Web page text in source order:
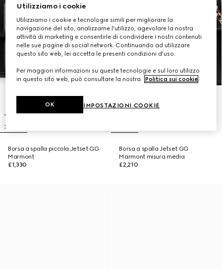
Borsa a spalla piccola Jetset GG
Marmont
£1,330
Borsa a spalla Jetset GG
Marmont misura media
£2,210
Utilizziamo i cookie
Utilizziamo i cookie e tecnologie simili per migliorare la
navigazione del sito, analizzarne l'utilizzo, agevolare la nostra
attività di marketing e consentirle di condividere i nostri contenuti
nelle sue pagine di social network. Continuando ad utilizzare
questo sito web, lei accetta le presenti condizioni d'uso.
Per maggiori informazioni su queste tecnologie e sul loro utilizzo
in questo sito web, può consultare la nostra
Politica sui cookie.
IMPOSTAZIONI COOKIE
OK